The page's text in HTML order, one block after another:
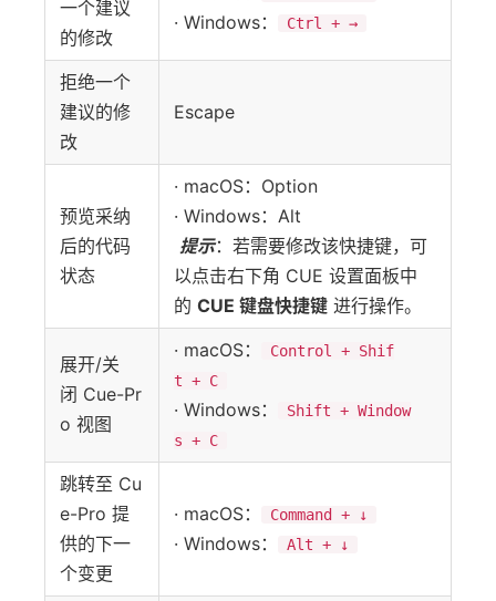
一个建议
的修改
· Windows： Ctrl + →
拒绝一个
建议的修
改
Escape
预览采纳
后的代码
状态
· macOS：Option
· Windows：Alt
提示：若需要修改该快捷键，可
以点击右下角 CUE 设置面板中
的 CUE 键盘快捷键 进行操作。
展开/关
闭 Cue-Pr
o 视图
· macOS：
Control + Shif
t + C
· Windows：
Shift + Window
s + C
跳转至 Cu
e-Pro 提
供的下一
个变更
· macOS： Command + ↓
· Windows： Alt + ↓